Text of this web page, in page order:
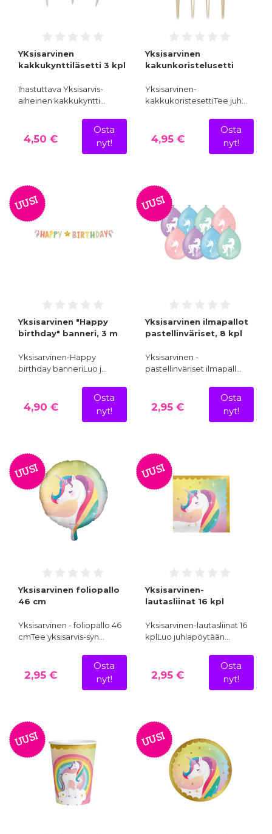
YKsisarvinen
kakkukynttiläsetti 3 kpl
Ihastuttava Yksisarvis-
aiheinen kakkukyntti…
4,50 €
Osta
nyt!
Yksisarvinen
kakunkoristelusetti
Yksisarvinen-
kakkukoristesettiTee juh…
4,95 €
Osta
nyt!
UUSI
Yksisarvinen "Happy
birthday" banneri, 3 m
Yksisarvinen-Happy
birthday banneriLuo j…
4,90 €
Osta
nyt!
UUSI
Yksisarvinen ilmapallot
pastellinväriset, 8 kpl
Yksisarvinen -
pastellinväriset ilmapall…
2,95 €
Osta
nyt!
UUSI
Yksisarvinen foliopallo
46 cm
Yksisarvinen - foliopallo 46
cmTee yksisarvis-syn…
2,95 €
Osta
nyt!
UUSI
Yksisarvinen-
lautasliinat 16 kpl
Yksisarvinen-lautasliinat 16
kplLuo juhlapöytään…
2,95 €
Osta
nyt!
UUSI UUSI